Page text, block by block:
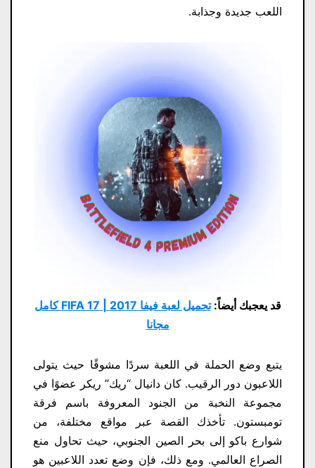
اللعب جديدة وجذابة.
قد يعجبك أيضاً:
تحميل لعبة فيفا 2017 | FIFA 17 كامل
مجانا
يتبع وضع الحملة في اللعبة سردًا مشوقًا حيث يتولى
اللاعبون دور الرقيب. كان دانيال “ريك” ريكر عضوًا في
مجموعة النخبة من الجنود المعروفة باسم فرقة
تومبستون. تأخذك القصة عبر مواقع مختلفة، من
شوارع باكو إلى بحر الصين الجنوبي، حيث تحاول منع
الصراع العالمي. ومع ذلك، فإن وضع تعدد اللاعبين هو